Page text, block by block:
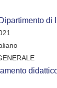
Dipartimento di